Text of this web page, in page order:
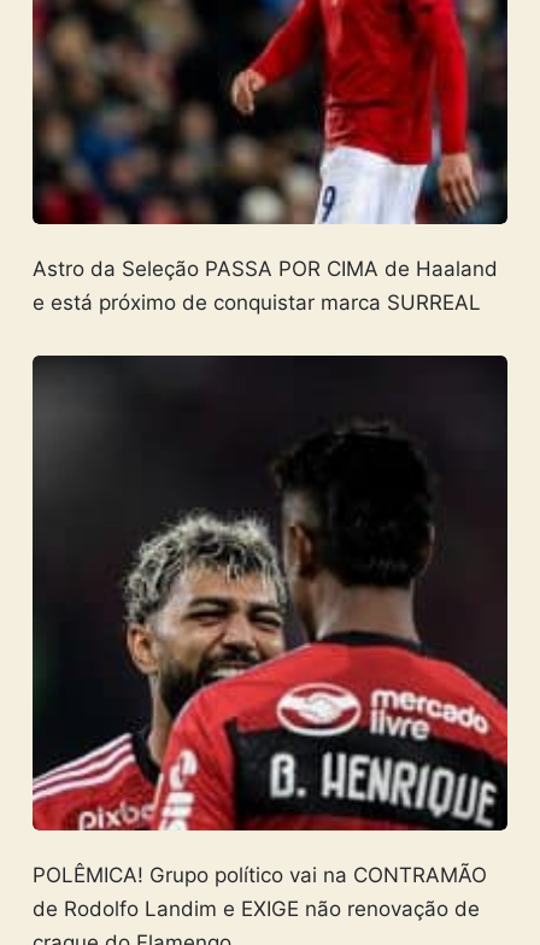
Astro da Seleção PASSA POR CIMA de Haaland
e está próximo de conquistar marca SURREAL
POLÊMICA! Grupo político vai na CONTRAMÃO
de Rodolfo Landim e EXIGE não renovação de